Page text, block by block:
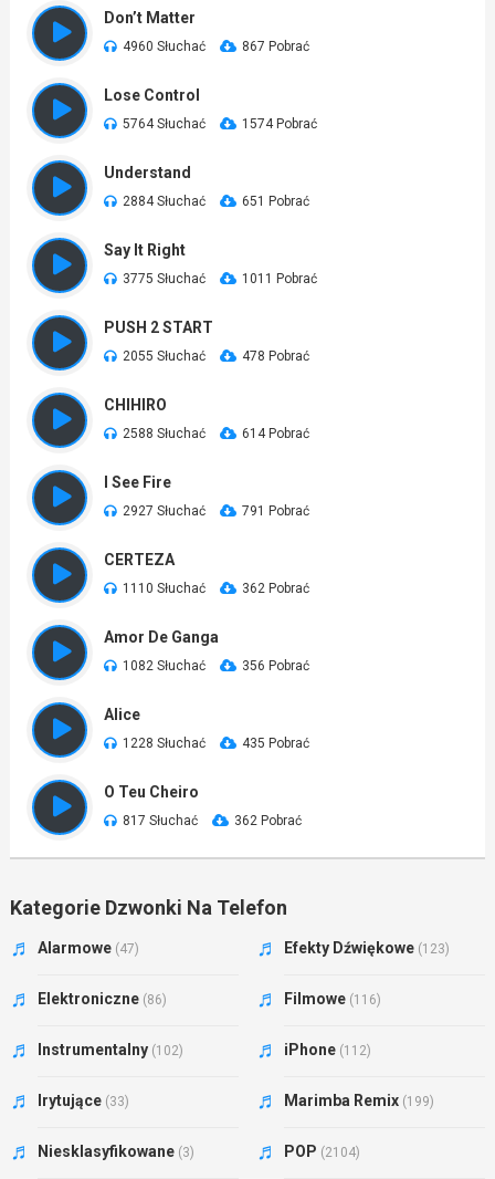
Don’t Matter
4960 Słuchać 867 Pobrać
Lose Control
5764 Słuchać 1574 Pobrać
Understand
2884 Słuchać 651 Pobrać
Say It Right
3775 Słuchać 1011 Pobrać
PUSH 2 START
2055 Słuchać 478 Pobrać
CHIHIRO
2588 Słuchać 614 Pobrać
I See Fire
2927 Słuchać 791 Pobrać
CERTEZA
1110 Słuchać 362 Pobrać
Amor De Ganga
1082 Słuchać 356 Pobrać
Alice
1228 Słuchać 435 Pobrać
O Teu Cheiro
817 Słuchać 362 Pobrać
Kategorie Dzwonki Na Telefon
Alarmowe (47) Efekty Dźwiękowe (123)
Elektroniczne (86) Filmowe (116)
Instrumentalny (102) iPhone (112)
Irytujące (33) Marimba Remix (199)
Niesklasyfikowane (3) POP (2104)